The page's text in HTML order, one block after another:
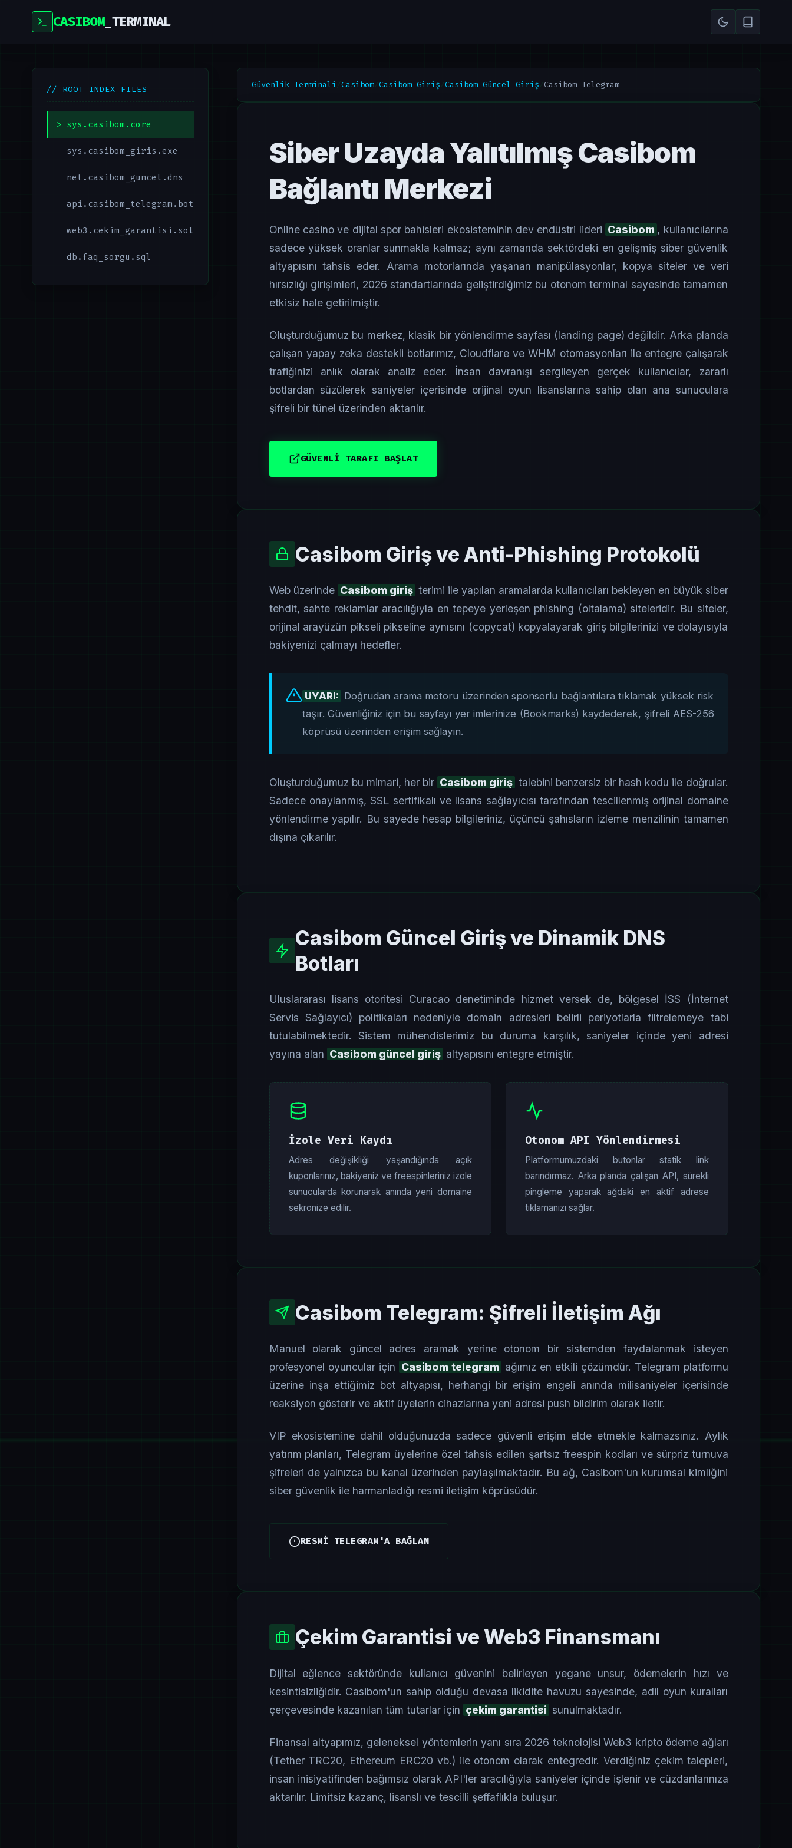
CASIBOM_TERMINAL
// ROOT_INDEX_FILES
sys.casibom.core
sys.casibom_giris.exe
net.casibom_guncel.dns
api.casibom_telegram.bot
web3.cekim_garantisi.sol
db.faq_sorgu.sql
Güvenlik Terminali Casibom/ Casibom Giriş Casibom Güncel Giriş Casibom Telegram
Siber Uzayda Yalıtılmış Casibom
Bağlantı Merkezi
Online casino ve dijital spor bahisleri ekosisteminin dev endüstri lideri Casibom , kullanıcılarına
sadece yüksek oranlar sunmakla kalmaz; aynı zamanda sektördeki en gelişmiş siber güvenlik
altyapısını tahsis eder. Arama motorlarında yaşanan manipülasyonlar, kopya siteler ve veri
hırsızlığı girişimleri, 2026 standartlarında geliştirdiğimiz bu otonom terminal sayesinde tamamen
etkisiz hale getirilmiştir.
Oluşturduğumuz bu merkez, klasik bir yönlendirme sayfası (landing page) değildir. Arka planda
çalışan yapay zeka destekli botlarımız, Cloudflare ve WHM otomasyonları ile entegre çalışarak
trafiğinizi anlık olarak analiz eder. İnsan davranışı sergileyen gerçek kullanıcılar, zararlı
botlardan süzülerek saniyeler içerisinde orijinal oyun lisanslarına sahip olan ana sunuculara
şifreli bir tünel üzerinden aktarılır.
GÜVENLİ TARAFI BAŞLAT
Casibom Giriş ve Anti-Phishing Protokolü
Web üzerinde Casibom giriş terimi ile yapılan aramalarda kullanıcıları bekleyen en büyük siber
tehdit, sahte reklamlar aracılığıyla en tepeye yerleşen phishing (oltalama) siteleridir. Bu siteler,
orijinal arayüzün pikseli pikseline aynısını (copycat) kopyalayarak giriş bilgilerinizi ve dolayısıyla
bakiyenizi çalmayı hedefler.
UYARI: Doğrudan arama motoru üzerinden sponsorlu bağlantılara tıklamak yüksek risk
taşır. Güvenliğiniz için bu sayfayı yer imlerinize (Bookmarks) kaydederek, şifreli AES-256
köprüsü üzerinden erişim sağlayın.
Oluşturduğumuz bu mimari, her bir Casibom giriş talebini benzersiz bir hash kodu ile doğrular.
Sadece onaylanmış, SSL sertifikalı ve lisans sağlayıcısı tarafından tescillenmiş orijinal domaine
yönlendirme yapılır. Bu sayede hesap bilgileriniz, üçüncü şahısların izleme menzilinin tamamen
dışına çıkarılır.
Casibom Güncel Giriş ve Dinamik DNS
Botları
Uluslararası lisans otoritesi Curacao denetiminde hizmet versek de, bölgesel İSS (İnternet
Servis Sağlayıcı) politikaları nedeniyle domain adresleri belirli periyotlarla filtrelemeye tabi
tutulabilmektedir. Sistem mühendislerimiz bu duruma karşılık, saniyeler içinde yeni adresi
yayına alan Casibom güncel giriş altyapısını entegre etmiştir.
İzole Veri Kaydı
Adres değişikliği yaşandığında açık
kuponlarınız, bakiyeniz ve freespinleriniz izole
sunucularda korunarak anında yeni domaine
sekronize edilir.
Otonom API Yönlendirmesi
Platformumuzdaki butonlar statik link
barındırmaz. Arka planda çalışan API, sürekli
pingleme yaparak ağdaki en aktif adrese
tıklamanızı sağlar.
Casibom Telegram: Şifreli İletişim Ağı
Manuel olarak güncel adres aramak yerine otonom bir sistemden faydalanmak isteyen
profesyonel oyuncular için Casibom telegram ağımız en etkili çözümdür. Telegram platformu
üzerine inşa ettiğimiz bot altyapısı, herhangi bir erişim engeli anında milisaniyeler içerisinde
reaksiyon gösterir ve aktif üyelerin cihazlarına yeni adresi push bildirim olarak iletir.
VIP ekosistemine dahil olduğunuzda sadece güvenli erişim elde etmekle kalmazsınız. Aylık
yatırım planları, Telegram üyelerine özel tahsis edilen şartsız freespin kodları ve sürpriz turnuva
şifreleri de yalnızca bu kanal üzerinden paylaşılmaktadır. Bu ağ, Casibom'un kurumsal kimliğini
siber güvenlik ile harmanladığı resmi iletişim köprüsüdür.
RESMİ TELEGRAM'A BAĞLAN
Çekim Garantisi ve Web3 Finansmanı
Dijital eğlence sektöründe kullanıcı güvenini belirleyen yegane unsur, ödemelerin hızı ve
kesintisizliğidir. Casibom'un sahip olduğu devasa likidite havuzu sayesinde, adil oyun kuralları
çerçevesinde kazanılan tüm tutarlar için çekim garantisi sunulmaktadır.
Finansal altyapımız, geleneksel yöntemlerin yanı sıra 2026 teknolojisi Web3 kripto ödeme ağları
(Tether TRC20, Ethereum ERC20 vb.) ile otonom olarak entegredir. Verdiğiniz çekim talepleri,
insan inisiyatifinden bağımsız olarak API'ler aracılığıyla saniyeler içinde işlenir ve cüzdanlarınıza
aktarılır. Limitsiz kazanç, lisanslı ve tescilli şeffaflıkla buluşur.